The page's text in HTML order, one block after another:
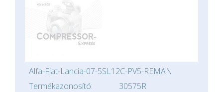
Alfa-Fiat-Lancia-07-5SL12C-PV5-REMAN
Termékazonosító:
30575R